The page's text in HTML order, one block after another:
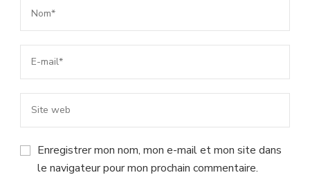
Enregistrer mon nom, mon e-mail et mon site dans
le navigateur pour mon prochain commentaire.